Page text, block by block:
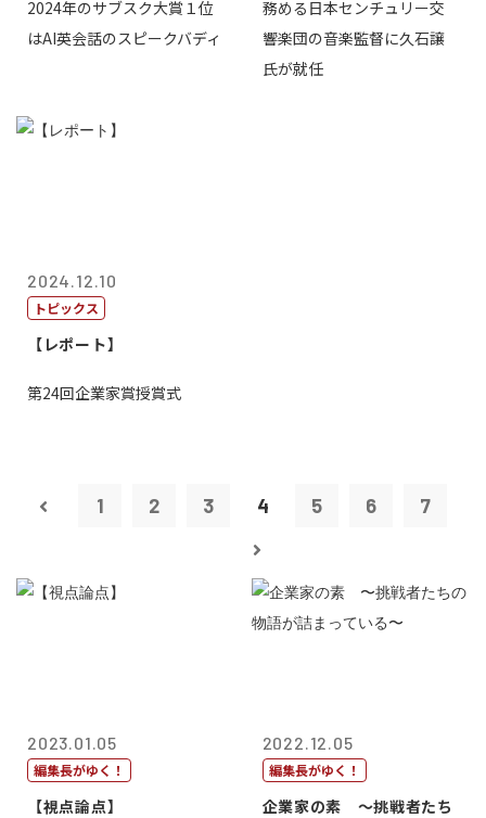
2024年のサブスク大賞１位
はAI英会話のスピークバディ
務める日本センチュリー交
響楽団の音楽監督に久石譲
氏が就任
2024.12.10
トピックス
【レポート】
第24回企業家賞授賞式
1 2 3 4 5 6 7
2023.01.05
編集長がゆく！
【視点論点】
2022.12.05
編集長がゆく！
企業家の素 〜挑戦者たち